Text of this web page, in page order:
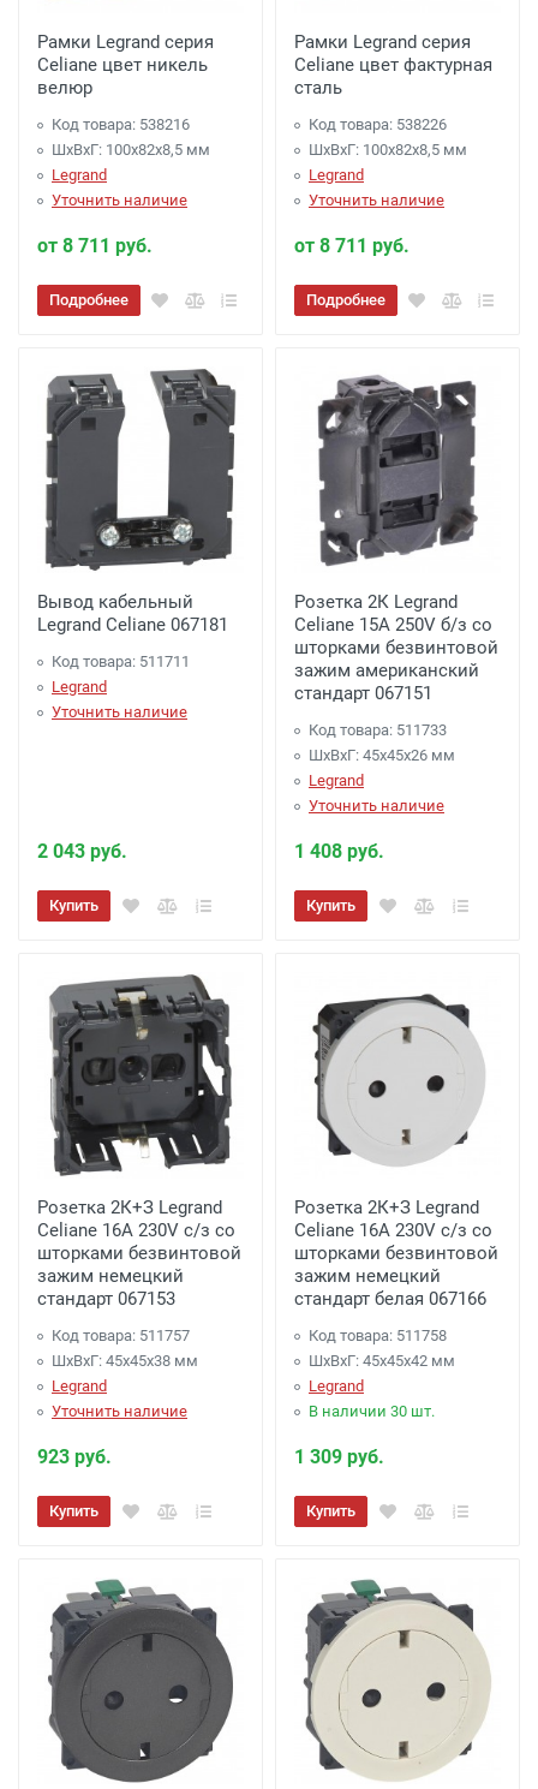
Рамки Legrand серия
Celiane цвет никель
велюр
Код товара: 538216
ШхВхГ: 100x82x8,5 мм
Legrand
Уточнить наличие
от 8 711 руб.
Подробнее
Рамки Legrand серия
Celiane цвет фактурная
сталь
Код товара: 538226
ШхВхГ: 100x82x8,5 мм
Legrand
Уточнить наличие
от 8 711 руб.
Подробнее
Вывод кабельный
Legrand Celiane 067181
Код товара: 511711
Legrand
Уточнить наличие
2 043 руб.
Купить
Розетка 2К Legrand
Celiane 15A 250V б/з со
шторками безвинтовой
зажим американский
стандарт 067151
Код товара: 511733
ШхВхГ: 45x45x26 мм
Legrand
Уточнить наличие
1 408 руб.
Купить
Розетка 2К+З Legrand
Celiane 16A 230V с/з со
шторками безвинтовой
зажим немецкий
стандарт 067153
Код товара: 511757
ШхВхГ: 45x45x38 мм
Legrand
Уточнить наличие
923 руб.
Купить
Розетка 2К+З Legrand
Celiane 16A 230V с/з со
шторками безвинтовой
зажим немецкий
стандарт белая 067166
Код товара: 511758
ШхВхГ: 45x45x42 мм
Legrand
В наличии 30 шт.
1 309 руб.
Купить